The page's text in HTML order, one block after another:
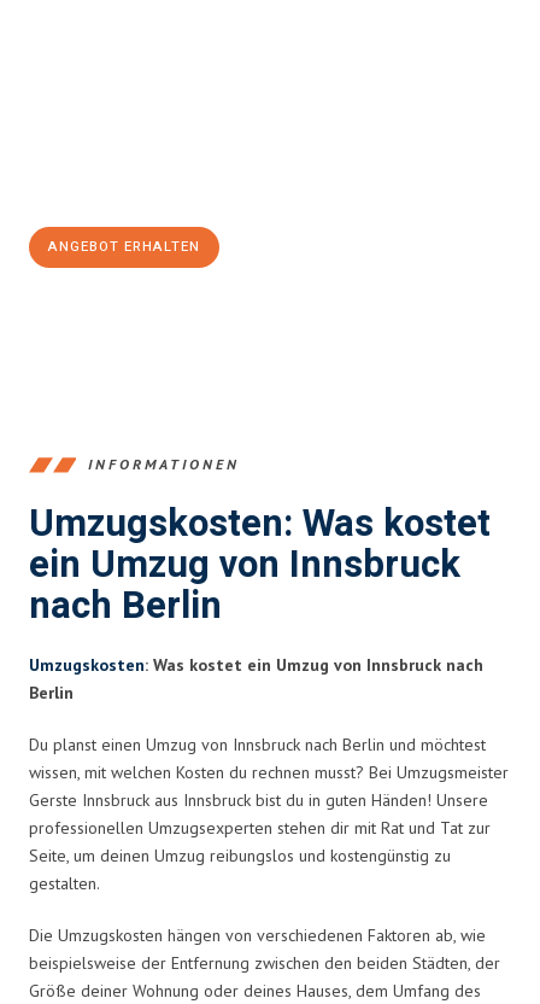
ANGEBOT ERHALTEN
INFORMATIONEN
Umzugskosten: Was kostet
ein Umzug von Innsbruck
nach Berlin
Umzugskosten: Was kostet ein Umzug von Innsbruck nach
Berlin
Du planst einen Umzug von Innsbruck nach Berlin und möchtest
wissen, mit welchen Kosten du rechnen musst? Bei Umzugsmeister
Gerste Innsbruck aus Innsbruck bist du in guten Händen! Unsere
professionellen Umzugsexperten stehen dir mit Rat und Tat zur
Seite, um deinen Umzug reibungslos und kostengünstig zu
gestalten.
Die Umzugskosten hängen von verschiedenen Faktoren ab, wie
beispielsweise der Entfernung zwischen den beiden Städten, der
Größe deiner Wohnung oder deines Hauses, dem Umfang des